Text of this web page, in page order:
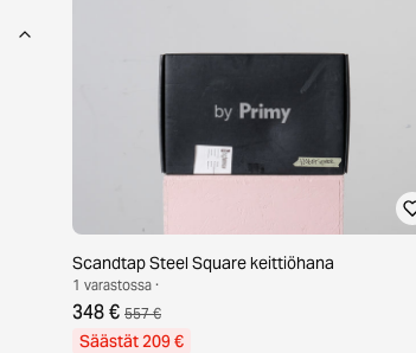
Scandtap Steel Square keittiöhana
1 varastossa ·
348 € 557 €
Säästät 209 €